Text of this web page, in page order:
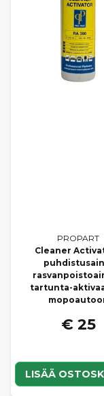
PROPART
Cleaner
tartunta-
€ 25
LISÄÄ